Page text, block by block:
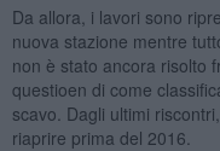
Da allora, i lavori sono
nuova stazione mentre
non è stato ancora risolto
questioen di come
scavo. Dagli ultimi
riaprire prima del 2016.